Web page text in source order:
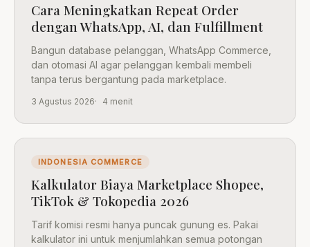
Cara Meningkatkan Repeat Order
dengan WhatsApp, AI, dan Fulfillment
Bangun database pelanggan, WhatsApp Commerce,
dan otomasi AI agar pelanggan kembali membeli
tanpa terus bergantung pada marketplace.
3 Agustus 2026 4 menit
INDONESIA COMMERCE
Kalkulator Biaya Marketplace Shopee,
TikTok & Tokopedia 2026
Tarif komisi resmi hanya puncak gunung es. Pakai
kalkulator ini untuk menjumlahkan semua potongan